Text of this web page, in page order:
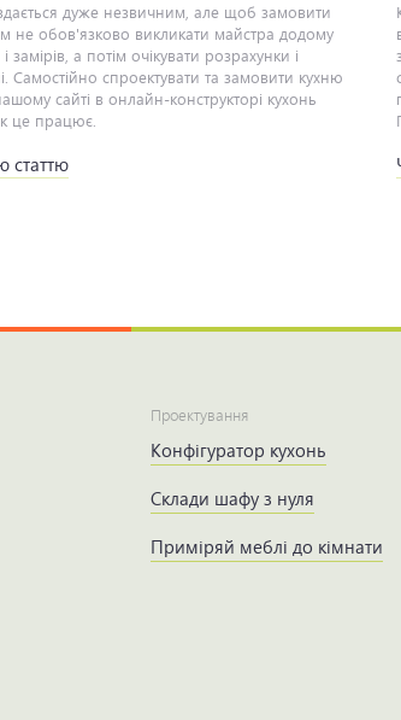
дуже незвичним, але щоб замовити
не обов'язково викликати майстра додому
замірів, а потім очікувати розрахунки і
Самостійно спроектувати та замовити кухню
сайті в онлайн-конструкторі кухонь
це працює.
статтю
Проектування
Конфігуратор кухонь
Склади шафу з нуля
Приміряй меблі до кімнати